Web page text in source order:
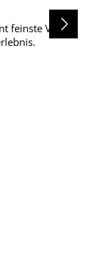
feinste Vanille